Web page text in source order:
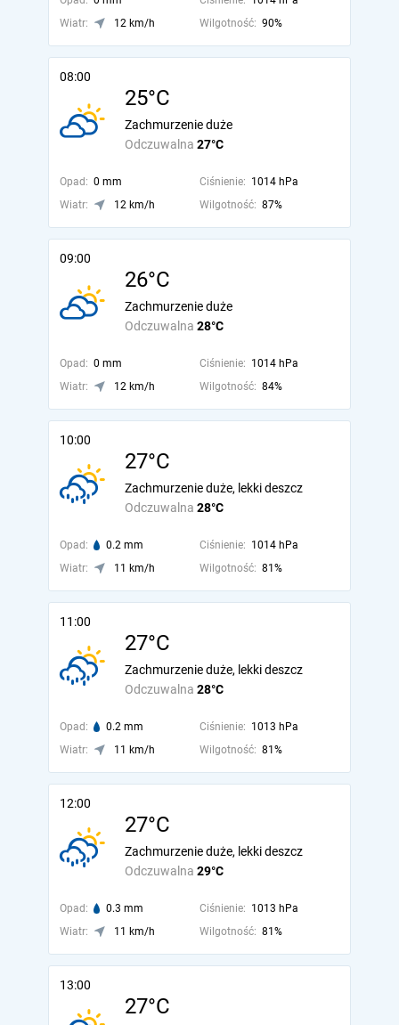
Wiatr:
12 km/h Wilgotność: 90%
08:00
25°C
Odczuwalna 27°C
Zachmurzenie duże
Opad: 0 mm Ciśnienie: 1014 hPa
Wiatr:
12 km/h Wilgotność: 87%
09:00
26°C
Odczuwalna 28°C
Zachmurzenie duże
Opad: 0 mm Ciśnienie: 1014 hPa
Wiatr:
12 km/h Wilgotność: 84%
10:00
27°C
Odczuwalna 28°C
Zachmurzenie duże, lekki deszcz
Opad: 0.2 mm Ciśnienie: 1014 hPa
Wiatr:
11 km/h Wilgotność: 81%
11:00
27°C
Odczuwalna 28°C
Zachmurzenie duże, lekki deszcz
Opad: 0.2 mm Ciśnienie: 1013 hPa
Wiatr:
11 km/h Wilgotność: 81%
12:00
27°C
Odczuwalna 29°C
Zachmurzenie duże, lekki deszcz
Opad: 0.3 mm Ciśnienie: 1013 hPa
Wiatr:
11 km/h Wilgotność: 81%
13:00
27°C